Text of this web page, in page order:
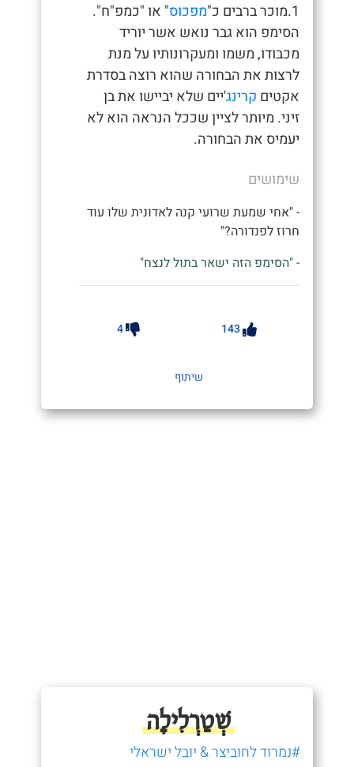
1.מוכר ברבים כ"
מפכוס" או "כמפ"ח".
הסימפ הוא גבר נואש אשר יוריד
מכבודו, משמו ומעקרונותיו על מנת
לרצות את הבחורה שהוא רוצה בסדרת
אקטים קרינג'יים שלא יביישו את בן
זיני. מיותר לציין שככל הנראה הוא לא
יעמיס את הבחורה.
שימושים
- "אחי שמעת שרועי קנה לאדונית שלו עוד
חרוז לפנדורה?"
- "הסימפ הזה ישאר בתול לנצח"
143
4
שיתוף
שְׁטַרְלִילָה
#נמרוד לחוביצר & יובל ישראלי